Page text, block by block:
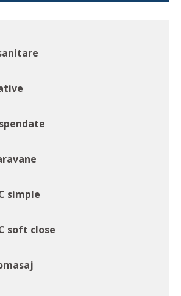
simple
soft close